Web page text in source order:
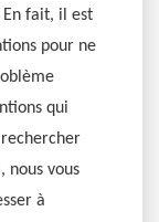
fait, il est
pour ne
qui
nous vous
à